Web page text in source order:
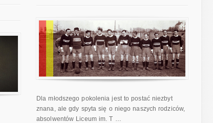
Dla młodszego pokolenia jest to postać niezbyt
znana, ale gdy spyta się o niego naszych rodziców,
absolwentów Liceum im. T …